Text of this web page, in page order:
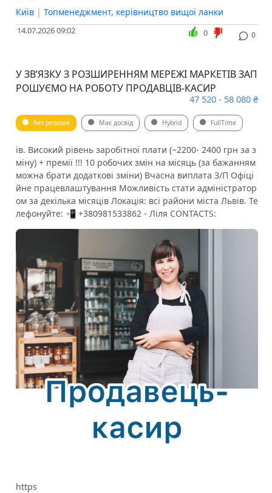
Київ | Топменеджмент, керівництво вищої ланки
14.07.2026 09:02 0
0
У ЗВ’ЯЗКУ З РОЗШИРЕННЯМ МЕРЕЖІ МАРКЕТІВ ЗАП
РОШУЄМО НА РОБОТУ ПРОДАВЦІВ-КАСИР
47 520 - 58 080 ₴
Без резюме Має досвід Hybrid FullTime
ів. Високий рівень заробітної плати (~2200- 2400 грн за з
міну) + премії !!! ⁠10 робочих змін на місяць (за бажанням
можна брати додаткові зміни) Вчасна виплата З/П ⁠Офіці
йне працевлаштування Можливість стати адміністратор
ом за декілька місяців Локація: всі райони міста Львів. Те
лефонуйте: 📲 +380981533862 - Ліля CONTACTS:
https